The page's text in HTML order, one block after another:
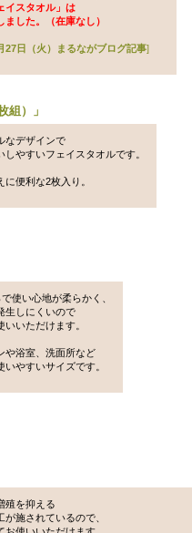
イスタオル」は
した。（在庫なし）
27日（火）まるながブログ記事]
組） 」
なデザインで
やすいフェイスタオルです。
便利な2枚入り。
使い心地が柔らかく、
生しにくいので
いただけます。
や浴室、洗面所など
やすいサイズです。
殖を抑える
施されているので、
使いいただけます。